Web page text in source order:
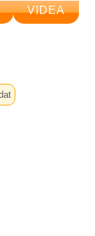
VIDEA